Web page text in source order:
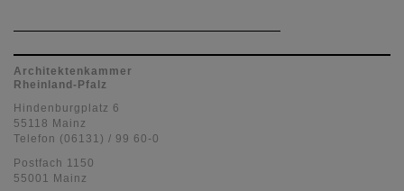
Architektenkammer
Rheinland-Pfalz
Hindenburgplatz 6
55118 Mainz
Telefon (06131) / 99 60-0
Postfach 1150
55001 Mainz